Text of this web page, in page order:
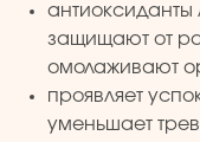
антиоксиданты
защищают от
омолаживают
проявляет
уменьшает